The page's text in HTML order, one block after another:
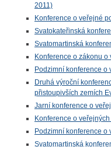
2011)
Konference o veřejné
Svatokateřinská
Svatomartinská
Konference o zákonu
Podzimní konference o
Druhá výroční
přistoupivších zemích
Jarní konference o
Konference o
Podzimní konference o
Svatomartinská